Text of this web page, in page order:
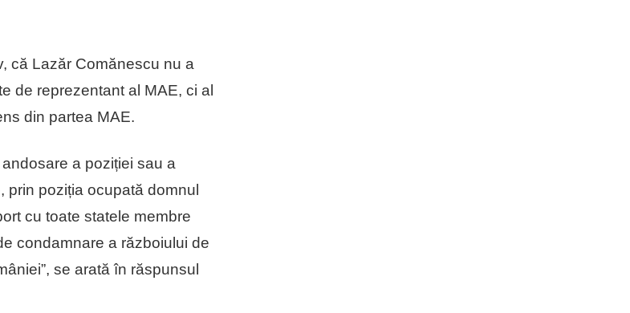
că Lazăr Comănescu nu a
de reprezentant al MAE, ci al
din partea MAE.
a poziției sau a
prin poziția ocupată domnul
cu toate statele membre
condamnare a războiului de
se arată în răspunsul